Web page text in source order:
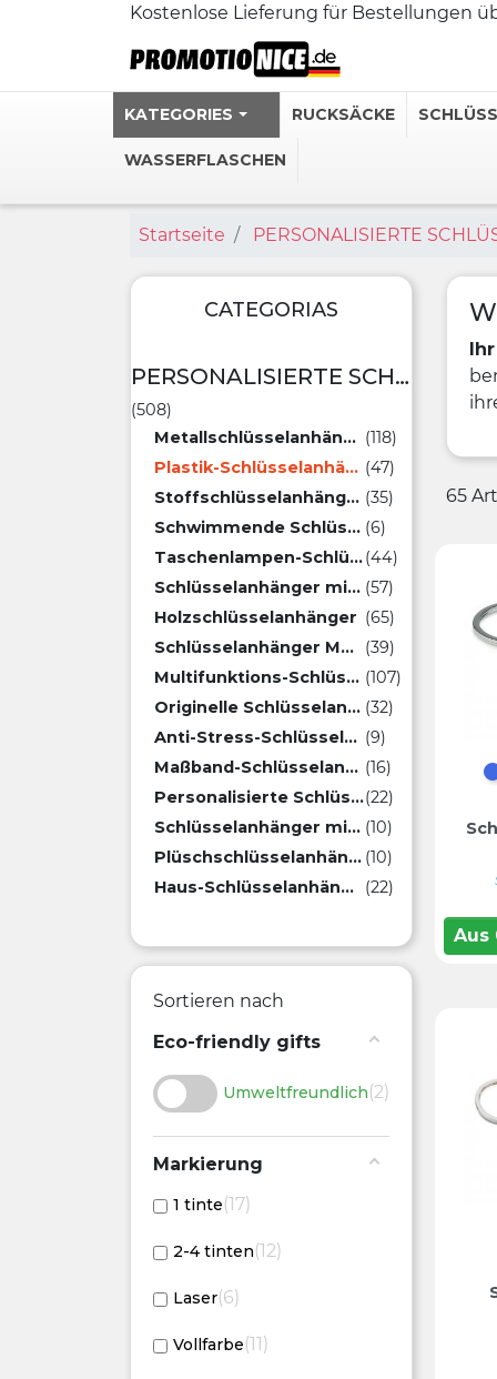
Kostenlose Lieferung für Bestellungen
KATEGORIES RUCKSÄCKE
WASSERFLASCHEN
Startseite PERSONALISIERTE
CATEGORIAS
PERSONALISIERTE SCHLÜSSELANHÄNGER
(508)
Metallschlüsselanhänger (118)
Plastik-Schlüsselanhänger (47)
Stoffschlüsselanhänger (35)
Schwimmende Schlüsselanhänger (6)
Taschenlampen-Schlüsselanhänger(44)
Schlüsselanhänger mit Flaschenöffner (57)
Holzschlüsselanhänger (65)
Schlüsselanhänger Münze
(39)
Multifunktions-Schlüsselanhänger (107)
Originelle Schlüsselanhänger (32)
Anti-Stress-Schlüsselanhänger (9)
Maßband-Schlüsselanhänger (16)
Personalisierte Schlüsselanhänger mit Karabinerhaken(22)
Schlüsselanhänger mit Ladegerät (10)
Plüschschlüsselanhänger (10)
Haus-Schlüsselanhänger
(22)
Sortieren nach
Eco-friendly gifts
Umweltfreundlich 2
Markierung
1 tinte 17
2-4 tinten 12
Laser 6
Vollfarbe 11
65
Aus